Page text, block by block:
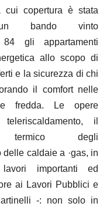
cui copertura è stata
bando vinto
84 gli appartamenti
allo scopo di
e la sicurezza di chi
il comfort nelle
fredda.
Le opere
il
termico degli
caldaie a ·gas, in
importanti ed
ai Lavori Pubblici e
-: non solo in